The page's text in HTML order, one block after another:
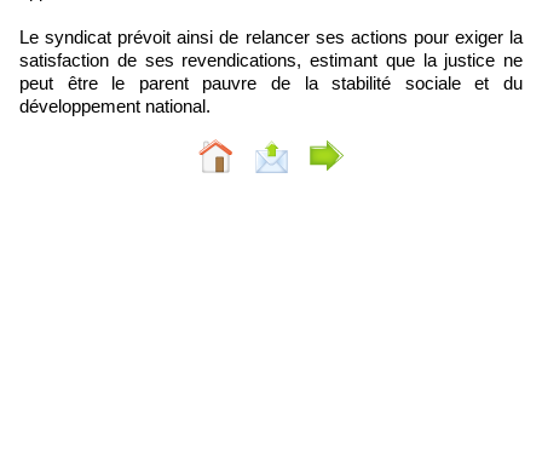
Le syndicat prévoit ainsi de relancer ses actions pour exiger la
satisfaction de ses revendications, estimant que la justice ne
peut être le parent pauvre de la stabilité sociale et du
développement national.